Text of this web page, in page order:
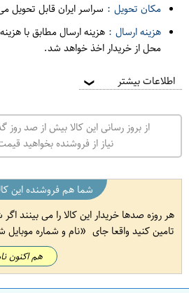
مکان تحویل : سراسر ایران قابل تحویل
هزینه ارسال : هزینه ارسال مطابق با
محل از خریدار اخذ خواهد شد.
اطلاعات بیشتر ❯
از بروز رسانی این کالا بیش از صد
نیاز از فروشنده بخواهید
شما هم فروشنده این
هر روزه صدها خریدار این کالا را می بینند
تامین کنید واقعا جای
نام و شماره موبایل
هم اکنون